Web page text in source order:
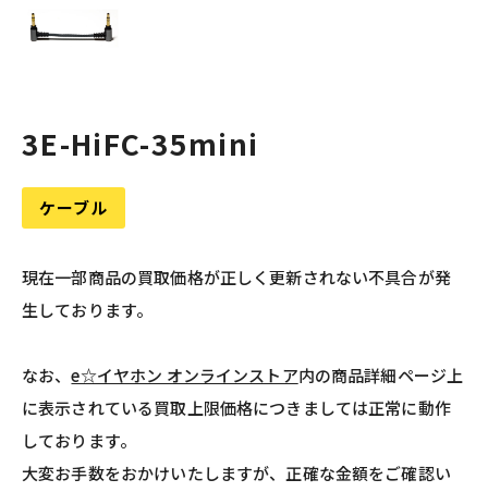
3E-HiFC-35mini
ケーブル
現在一部商品の買取価格が正しく更新されない不具合が発
生しております。
なお、e☆イヤホン オンラインストア内の商品詳細ページ上
に表示されている買取上限価格につきましては正常に動作
しております。
大変お手数をおかけいたしますが、正確な金額をご確認い